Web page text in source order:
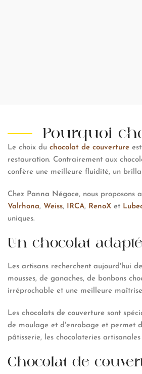
Pourquoi
Le choix du chocolat de couverture
restauration. Contrairement aux
confère une meilleure fluidité, un
Chez Panna Négoce, nous proposons
Valrhona, Weiss, IRCA, RenoX et
uniques.
Un chocolat
Les artisans recherchent aujourd'hui
mousses, de ganaches, de bonbons
irréprochable et une meilleure
Les chocolats de couverture sont
de moulage et d'enrobage et permet
pâtisserie, les chocolateries
Chocolat de